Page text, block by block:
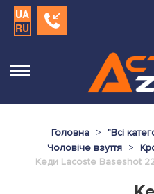
UA
RU
Головна "Всі
Чоловіче взуття
Кеди Lacoste Baseshot